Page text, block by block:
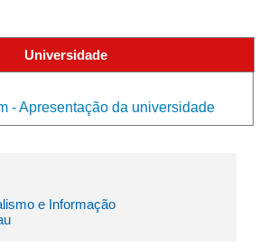
Universidade
- Apresentação da universidade
e Informação